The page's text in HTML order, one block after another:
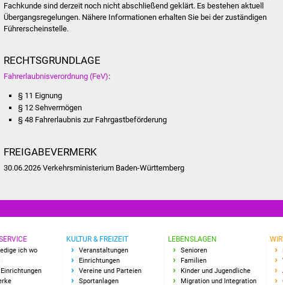
Fachkunde sind derzeit noch nicht abschließend geklärt. Es bestehen aktuell
Übergangsregelungen. Nähere Informationen erhalten Sie bei der zuständigen
Führerscheinstelle.
RECHTSGRUNDLAGE
Fahrerlaubnisverordnung (FeV):
§ 11 Eignung
§ 12Sehvermögen
§ 48 Fahrerlaubnis zur Fahrgastbeförderung
FREIGABEVERMERK
30.06.2026 Verkehrsministerium Baden-Württemberg
ich wo
KULTUR & FREIZEIT
Veranstaltungen
Einrichtungen
Vereine und Parteien
Sportanlagen
LEBENSLAGEN
Senioren
Familien
Kinder und Jugendliche
Migration und Integration